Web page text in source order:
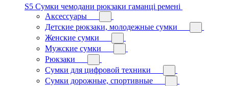
S5 Сумки чемодани рюкзаки гаманці ремені
Аксессуары
Детские рюкзаки, молодежные сумки
Женские сумки
Мужские сумки
Рюкзаки
Сумки для цифровой техники
Сумки дорожные, спортивные